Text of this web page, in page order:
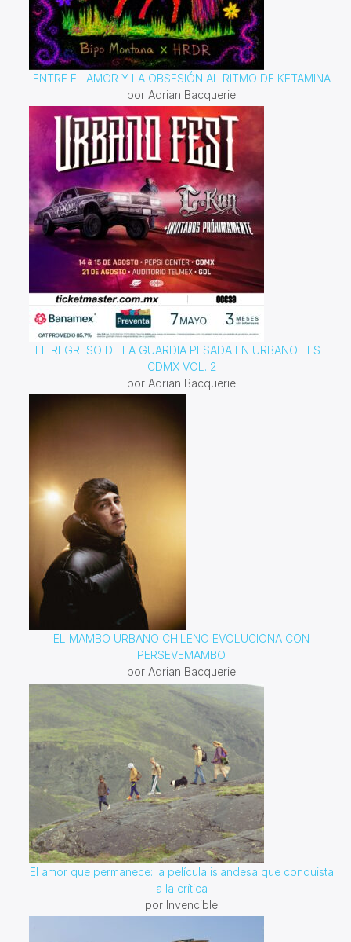
ENTRE EL AMOR Y LA OBSESIÓN AL RITMO DE KETAMINA
por Adrian Bacquerie
EL REGRESO DE LA GUARDIA PESADA EN URBANO FEST
CDMX VOL. 2
por Adrian Bacquerie
EL MAMBO URBANO CHILENO EVOLUCIONA CON
PERSEVEMAMBO
por Adrian Bacquerie
El amor que permanece: la película islandesa que conquista
a la crítica
por Invencible